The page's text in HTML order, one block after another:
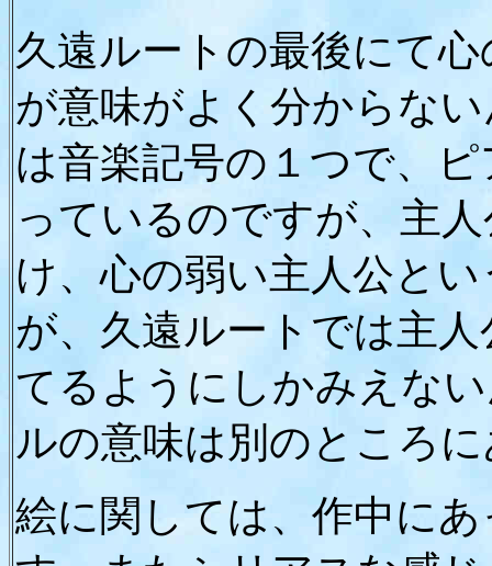
久遠ルートの最後にて
が意味がよく分からな
は音楽記号の１つで、
っているのですが、主
け、心の弱い主人公と
が、久遠ルートでは主
てるようにしかみえな
ルの意味は別のところ
絵に関しては、作中に